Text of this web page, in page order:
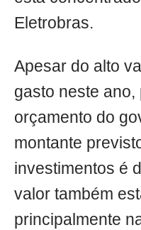
Eletrobras.
Apesar do alto
gasto neste ano,
orçamento do
montante
investimentos é
valor também
principalmente